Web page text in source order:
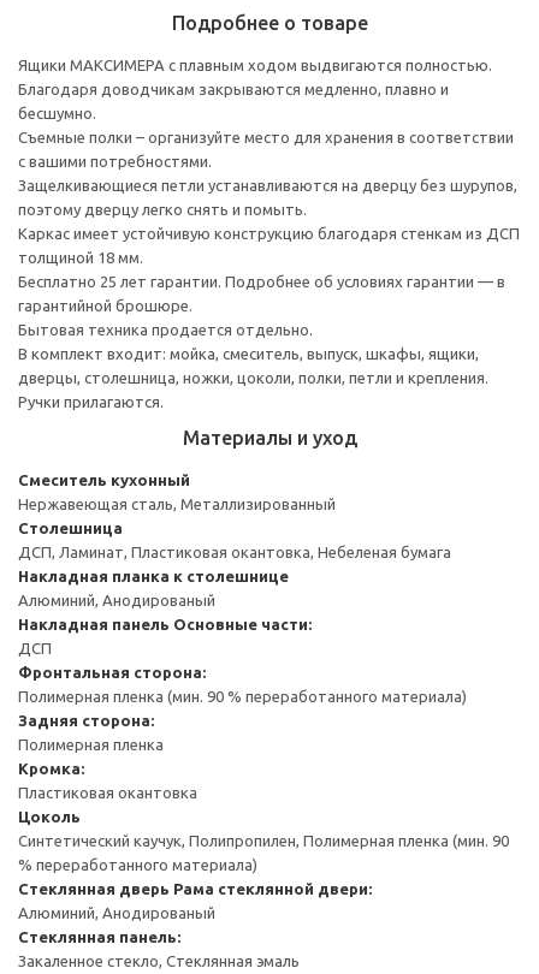
Подробнее о товаре
Ящики МАКСИМЕРА с плавным ходом выдвигаются полностью.
Благодаря доводчикам закрываются медленно, плавно и
бесшумно.
Съемные полки – организуйте место для хранения в соответствии
с вашими потребностями.
Защелкивающиеся петли устанавливаются на дверцу без шурупов,
поэтому дверцу легко снять и помыть.
Каркас имеет устойчивую конструкцию благодаря стенкам из ДСП
толщиной 18 мм.
Бесплатно 25 лет гарантии. Подробнее об условиях гарантии — в
гарантийной брошюре.
Бытовая техника продается отдельно.
В комплект входит: мойка, смеситель, выпуск, шкафы, ящики,
дверцы, столешница, ножки, цоколи, полки, петли и крепления.
Ручки прилагаются.
Материалы и уход
Смеситель кухонный
Нержавеющая сталь, Металлизированный
Столешница
ДСП, Ламинат, Пластиковая окантовка, Небеленая бумага
Накладная планка к столешнице
Алюминий, Анодированый
Накладная панель Основные части:
ДСП
Фронтальная сторона:
Полимерная пленка (мин. 90 % переработанного материала)
Задняя сторона:
Полимерная пленка
Кромка:
Пластиковая окантовка
Цоколь
Синтетический каучук, Полипропилен, Полимерная пленка (мин. 90
% переработанного материала)
Стеклянная дверь Рама стеклянной двери:
Алюминий, Анодированый
Стеклянная панель:
Закаленное стекло, Стеклянная эмаль